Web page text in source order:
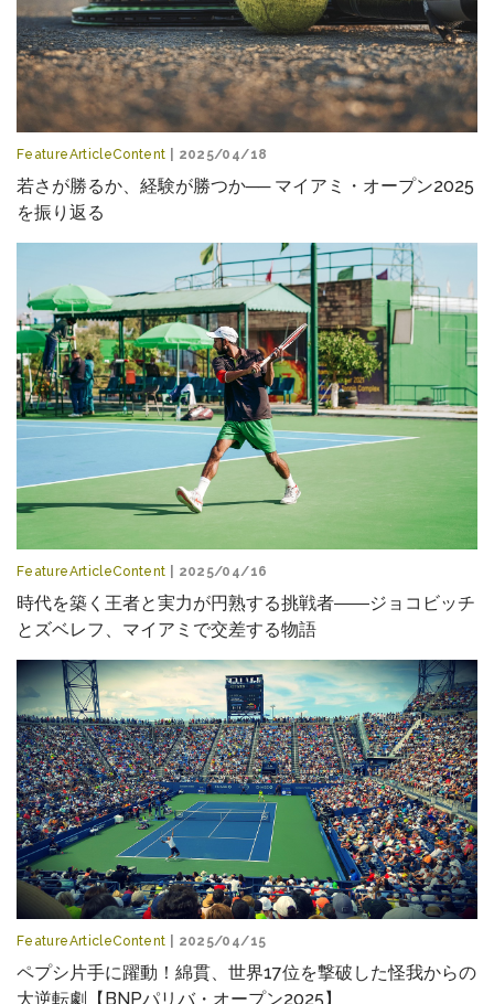
FeatureArticleContent | 2025/04/18
若さが勝るか、経験が勝つか── マイアミ・オープン2025
を振り返る
FeatureArticleContent | 2025/04/16
時代を築く王者と実力が円熟する挑戦者――ジョコビッチ
とズベレフ、マイアミで交差する物語
FeatureArticleContent | 2025/04/15
ペプシ片手に躍動！綿貫、世界17位を撃破した怪我からの
大逆転劇【BNPパリバ・オープン2025】